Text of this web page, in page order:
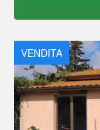
VENDITA